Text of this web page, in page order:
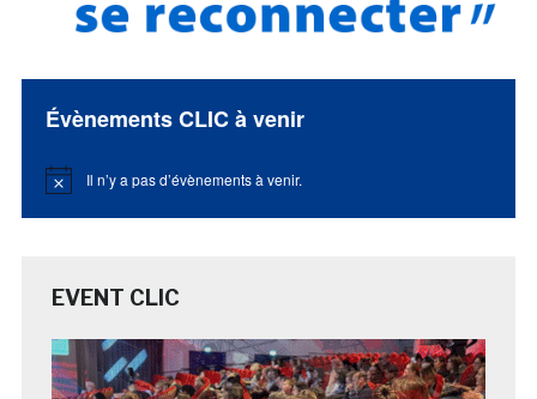
Évènements CLIC à venir
Notice Il n’y a pas d’évènements à venir.
EVENT CLIC